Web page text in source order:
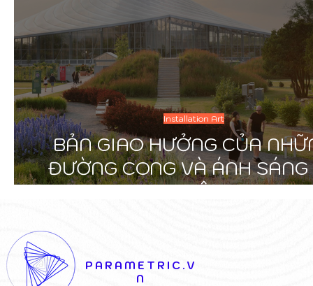
BẢN GIAO HƯỞNG CỦA
ĐƯỜNG CONG VÀ ÁNH
NHIÊN
Installation Art
PARAMETRIC.V
N